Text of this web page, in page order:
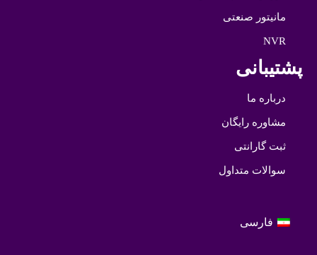
مانیتور صنعتی
NVR
پشتیبانی
درباره ما
مشاوره رایگان
ثبت گارانتی
سوالات متداول
فارسی